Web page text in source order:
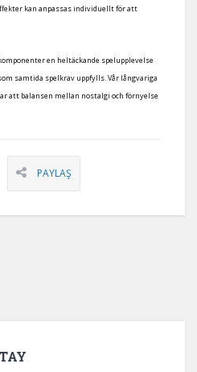
kan anpassas individuellt för att
en heltäckande spelupplevelse
samtida spelkrav uppfylls. Vår långvariga
att balansen mellan nostalgi och förnyelse
PAYLAŞ